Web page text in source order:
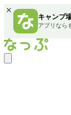
×
キャンプ
アプリなら